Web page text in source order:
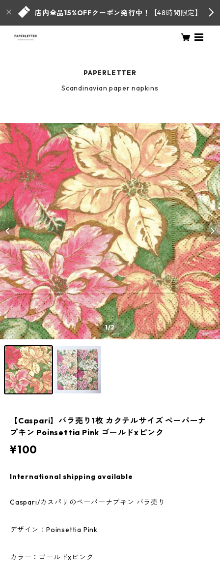
店内全品15%OFFクーポン発行中！ 【48時間限定】
PAPERLETTER
Scandinavian paper napkins
1/2
【Caspari】バラ売り1枚 カクテルサイズ ペーパーナ
プキン Poinsettia Pink ゴールドxピンク
¥100
International shipping available
Caspari/カスパリのペーパーナプキン バラ売り
デザイン：Poinsettia Pink
カラー：ゴールドxピンク